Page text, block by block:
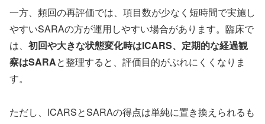
一方、頻回の再評価では、項目数が少なく短時間で実施し
やすいSARAの方が運用しやすい場合があります。臨床で
は、 初回や大きな状態変化時はICARS、定期的な経過観
察はSARAと整理すると、評価目的がぶれにくくなりま
す。
ただし、ICARSとSARAの得点は単純に置き換えられるも